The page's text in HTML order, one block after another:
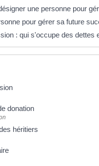
une personne pour
pour gérer sa future
: qui s'occupe des dettes
donation
héritiers